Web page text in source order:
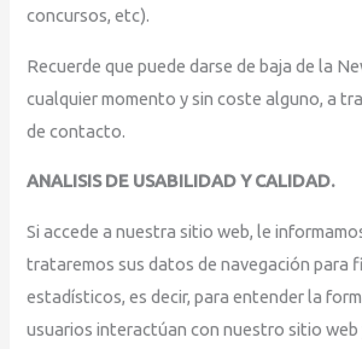
concursos, etc).
Recuerde que puede darse de baja de la
cualquier momento y sin coste alguno, a
de contacto.
ANALISIS DE USABILIDAD Y CALIDAD.
Si accede a nuestra sitio web, le
trataremos sus datos de navegación para
estadísticos, es decir, para entender la
usuarios interactúan con nuestro sitio web